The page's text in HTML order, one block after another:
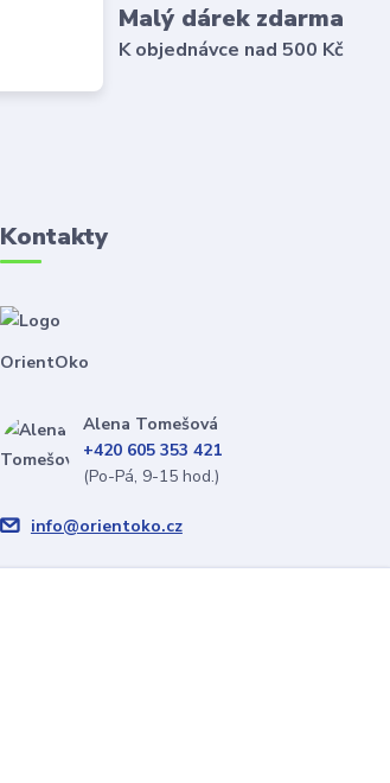
Malý dárek zdarma
K objednávce nad 500 Kč
Kontakty
OrientOko
Alena Tomešová
+420 605 353 421
(Po-Pá, 9-15 hod.)
info@orientoko.cz